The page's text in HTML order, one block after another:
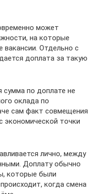
может
на которые
Отдельно с
доплата за такую
сумма по доплате не
оклада по
сам факт совмещения
экономической точки
лично, между
Доплату обычно
которые были
когда смена